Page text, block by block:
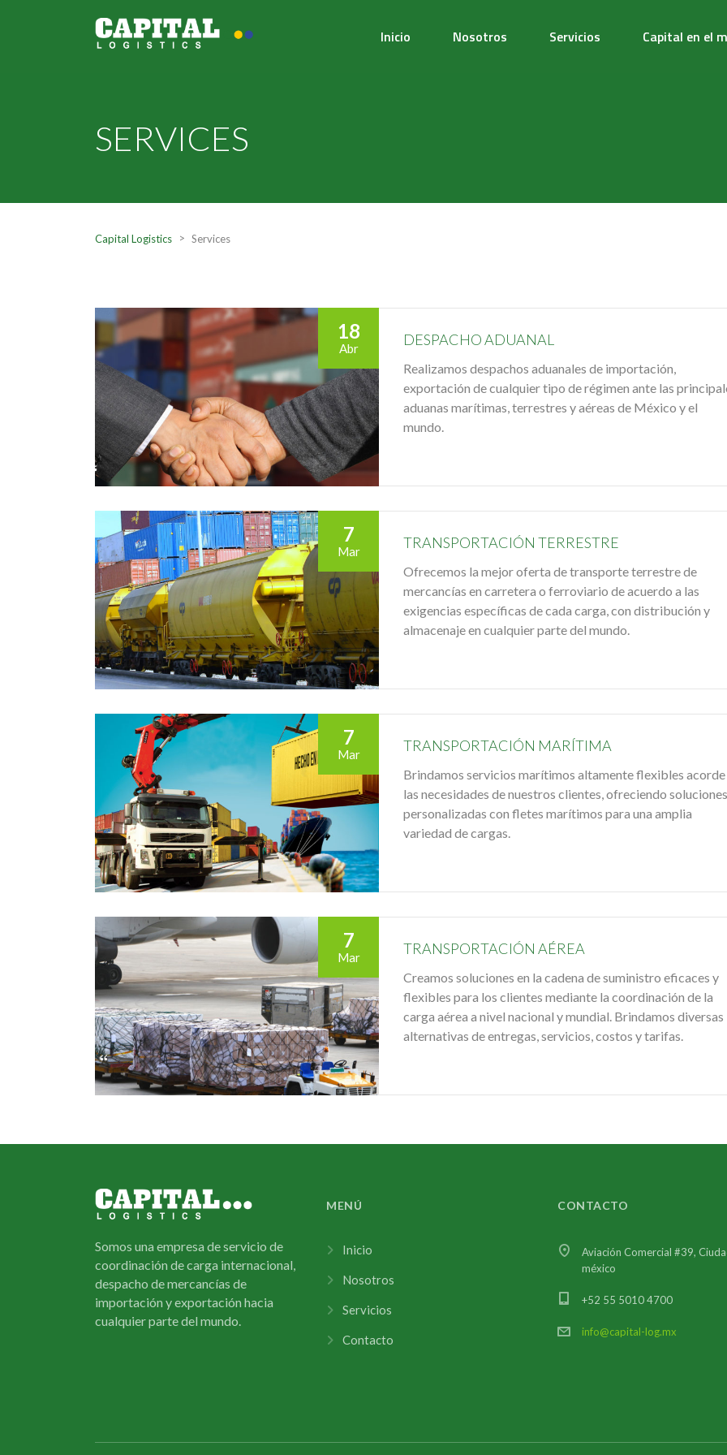
Inicio Nosotros Servicios Capital en el
SERVICES
Capital Logistics > Services
18
Abr DESPACHO ADUANAL
Realizamos despachos aduanales de importación,
exportación de cualquier tipo de régimen ante las
aduanas marítimas, terrestres y aéreas de México y el
mundo.
7
Mar TRANSPORTACIÓN TERRESTRE
Ofrecemos la mejor oferta de transporte terrestre de
mercancías en carretera o ferroviario de acuerdo a las
exigencias específicas de cada carga, con distribución y
almacenaje en cualquier parte del mundo.
7
Mar TRANSPORTACIÓN MARÍTIMA
Brindamos servicios marítimos altamente flexibles acorde
las necesidades de nuestros clientes, ofreciendo soluciones
personalizadas con fletes marítimos para una amplia
variedad de cargas.
7
Mar TRANSPORTACIÓN AÉREA
Creamos soluciones en la cadena de suministro eficaces y
flexibles para los clientes mediante la coordinación de la
carga aérea a nivel nacional y mundial. Brindamos diversas
alternativas de entregas, servicios, costos y tarifas.
Somos una empresa de servicio de
coordinación de carga internacional,
despacho de mercancías de
importación y exportación hacia
cualquier parte del mundo.
MENÚ
Inicio
Nosotros
Servicios
Contacto
CONTACTO
Aviación Comercial #39,
méxico
+52 55 5010 4700
info@capital-log.mx